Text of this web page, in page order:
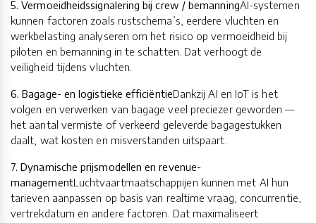
5. Vermoeidheidssignalering bij crew / bemanningAI-systemen
kunnen factoren zoals rustschema’s, eerdere vluchten en
werkbelasting analyseren om het risico op vermoeidheid bij
piloten en bemanning in te schatten. Dat verhoogt de
veiligheid tijdens vluchten.
6. Bagage- en logistieke efficiëntieDankzij AI en IoT is het
volgen en verwerken van bagage veel preciezer geworden —
het aantal vermiste of verkeerd geleverde bagagestukken
daalt, wat kosten en misverstanden uitspaart.
7. Dynamische prijsmodellen en revenue-
managementLuchtvaartmaatschappijen kunnen met AI hun
tarieven aanpassen op basis van realtime vraag, concurrentie,
vertrekdatum en andere factoren. Dat maximaliseert